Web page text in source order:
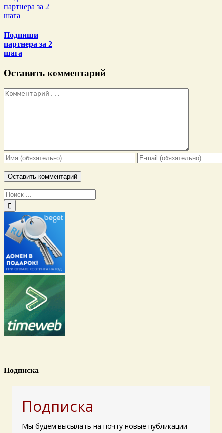
партнера за 2
шага
Подпиши
партнера за 2
шага
Оставить комментарий
Комментарий
Результат
поиска:
Подписка
Подписка
Мы будем высылать на почту новые публикации